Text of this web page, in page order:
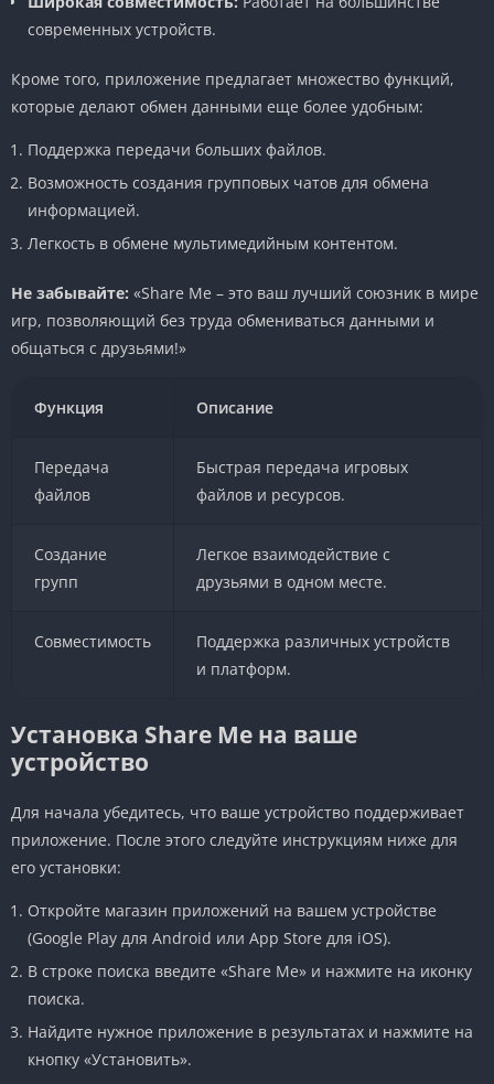
современных устройств.
Кроме того, приложение предлагает множество функций,
которые делают обмен данными еще более удобным:
Поддержка передачи больших файлов.
Возможность создания групповых чатов для обмена
информацией.
Легкость в обмене мультимедийным контентом.
Не забывайте: «Share Me – это ваш лучший союзник в мире
игр, позволяющий без труда обмениваться данными и
общаться с друзьями!»
Функция Описание
Передача
файлов
Быстрая передача игровых
файлов и ресурсов.
Создание
групп
Легкое взаимодействие с
друзьями в одном месте.
Совместимость
Поддержка различных устройств
и платформ.
Установка Share Me на ваше
устройство
Для начала убедитесь, что ваше устройство поддерживает
приложение. После этого следуйте инструкциям ниже для
его установки:
Откройте магазин приложений на вашем устройстве
(Google Play для Android или App Store для iOS).
В строке поиска введите «Share Me» и нажмите на иконку
поиска.
Найдите нужное приложение в результатах и нажмите на
кнопку «Установить».